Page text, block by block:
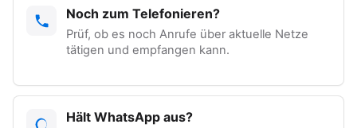
Noch zum Telefonieren?
Prüf, ob es noch Anrufe über aktuelle Netze
tätigen und empfangen kann.
Hält WhatsApp aus?